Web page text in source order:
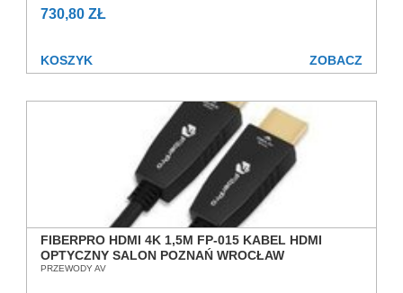
730,80 ZŁ
KOSZYK ZOBACZ
FIBERPRO HDMI 4K 1,5M FP-015 KABEL HDMI
OPTYCZNY SALON POZNAŃ WROCŁAW
PRZEWODY AV